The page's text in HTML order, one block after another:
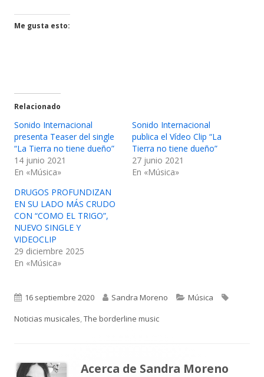
Me gusta esto:
Relacionado
Sonido Internacional
presenta Teaser del single
“La Tierra no tiene dueño”
14 junio 2021
En «Música»
Sonido Internacional
publica el Vídeo Clip “La
Tierra no tiene dueño”
27 junio 2021
En «Música»
DRUGOS PROFUNDIZAN
EN SU LADO MÁS CRUDO
CON “COMO EL TRIGO”,
NUEVO SINGLE Y
VIDEOCLIP
29 diciembre 2025
En «Música»
Publicado
el
16 septiembre 2020 Autor
Sandra Moreno Categorías
Música
Noticias musicales,The borderline music
Acerca de Sandra Moreno